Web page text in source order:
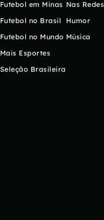
Futebol em Minas
Futebol no Brasil
Futebol no Mundo
Mais Esportes
Seleção Brasileira
Nas Redes
Humor
Música